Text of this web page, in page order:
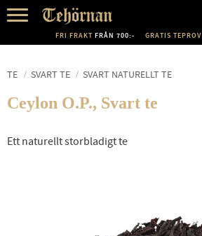
FRI FRAKT FRÅN 700:- GRATIS TEPROV
TE SVART TE SVART NATURELLT TE
Ceylon O.P., Svart te
Ett naturellt storbladigt te